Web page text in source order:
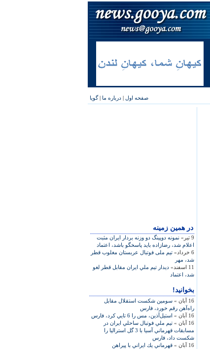
صفحه اول | درباره ما |گویا
در همين زمينه
9 تیر»
نمونه دوپينگ دو وزنه بردار ايران مثبت
اعلام شد، رضازاده بايد پاسخگو باشد، اعتماد
6 خرداد»
تيم ملی فوتبال عربستان مغلوب قطر
شد، مهر
11 اسفند»
ديدار تيم ملي ايران مقابل قطر لغو
شد، اعتماد
بخوانید!
16 آبان »
سومين شكست استقلال مقابل
راه‌آهن رقم خورد، فارس
16 آبان »
استيل‌آذين، مس را 6 تايي كرد، فارس
16 آبان »
تيم ملي فوتبال ساحلي ايران در
مسابقات قهرماني آسيا با 3 گل استراليا را
شكست داد، فارس
16 آبان »
قهرماني يك ايراني با پيراهن